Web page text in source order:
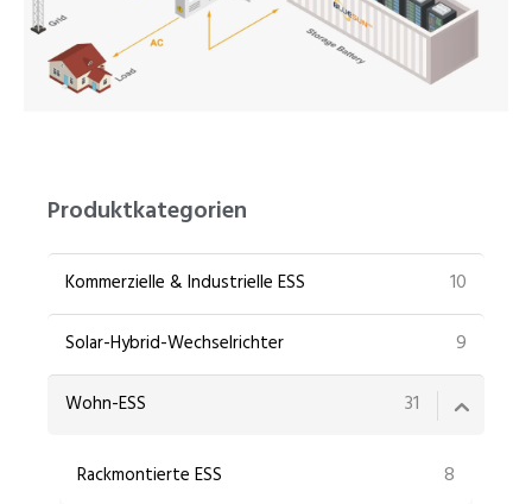
UR
Produktkategorien
Kommerzielle & Industrielle ESS 10
Solar-Hybrid-Wechselrichter 9
Wohn-ESS 31
Rackmontierte ESS 8